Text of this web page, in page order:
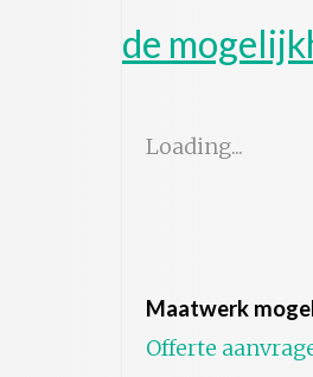
de
Loading...
Maatwerk
Offerte